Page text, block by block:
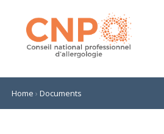
Home ›Documents